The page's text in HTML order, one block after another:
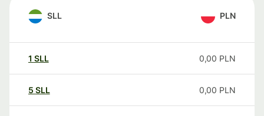
SLL PLN
1 SLL 0,00 PLN
5 SLL 0,00 PLN